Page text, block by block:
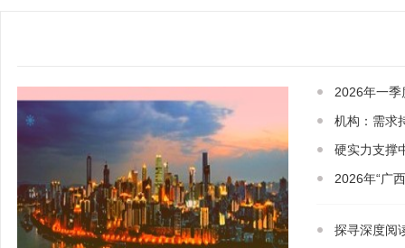
2026年一
机构：需求
硬实力支撑
2026年“广
探寻深度阅